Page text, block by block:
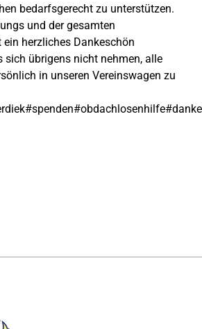
bedarfsgerecht zu unterstützen.
und der gesamten
herzliches Dankeschön
sich übrigens nicht nehmen, alle
in unseren Vereinswagen zu
#spenden#obdachlosenhilfe